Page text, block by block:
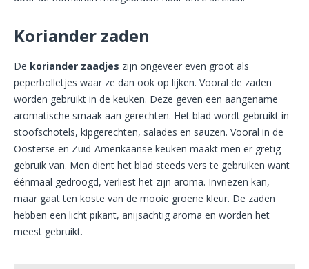
Koriander zaden
De koriander zaadjes zijn ongeveer even groot als
peperbolletjes waar ze dan ook op lijken. Vooral de zaden
worden gebruikt in de keuken. Deze geven een aangename
aromatische smaak aan gerechten. Het blad wordt gebruikt in
stoofschotels, kipgerechten, salades en sauzen. Vooral in de
Oosterse en Zuid-Amerikaanse keuken maakt men er gretig
gebruik van. Men dient het blad steeds vers te gebruiken want
éénmaal gedroogd, verliest het zijn aroma. Invriezen kan,
maar gaat ten koste van de mooie groene kleur. De zaden
hebben een licht pikant, anijsachtig aroma en worden het
meest gebruikt.